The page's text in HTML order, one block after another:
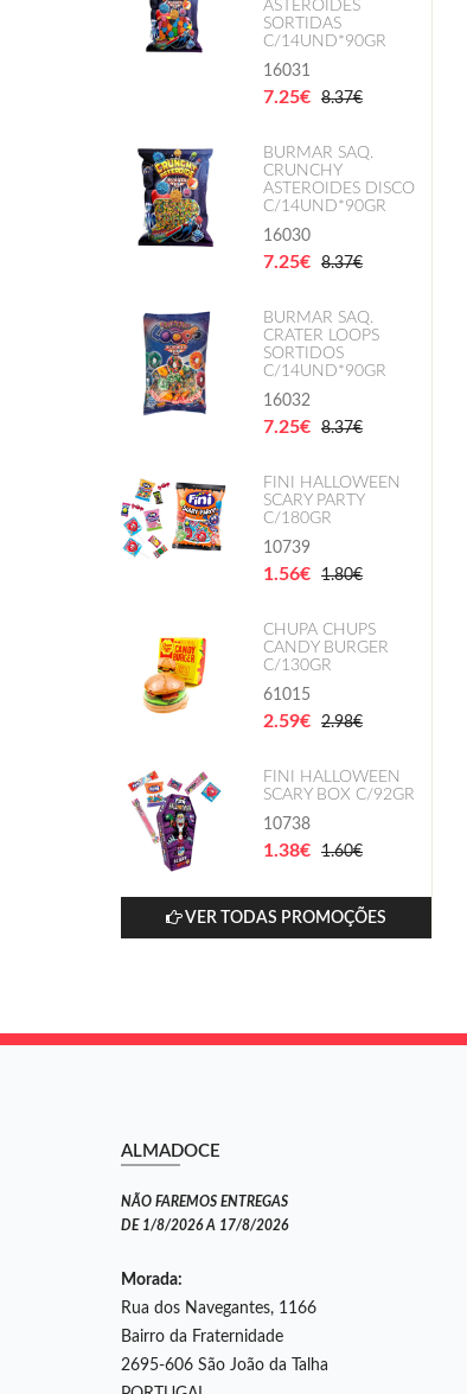
ASTEROIDES
SORTIDAS
C/14UND*90GR
16031
7.25€ 8.37€
BURMAR SAQ.
CRUNCHY
ASTEROIDES DISCO
C/14UND*90GR
16030
7.25€ 8.37€
BURMAR SAQ.
CRATER LOOPS
SORTIDOS
C/14UND*90GR
16032
7.25€ 8.37€
FINI HALLOWEEN
SCARY PARTY
C/180GR
10739
1.56€ 1.80€
CHUPA CHUPS
CANDY BURGER
C/130GR
61015
2.59€ 2.98€
FINI HALLOWEEN
SCARY BOX C/92GR
10738
1.38€ 1.60€
VER TODAS PROMOÇÕES
ALMADOCE
NÃO FAREMOS ENTREGAS
DE 1/8/2026 A 17/8/2026
Morada:
Rua dos Navegantes, 1166
Bairro da Fraternidade
2695-606 São João da Talha